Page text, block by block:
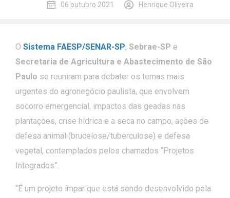
06 outubro 2021 Henrique Oliveira
O Sistema FAESP/SENAR-SP, Sebrae-SP e
Secretaria de Agricultura e Abastecimento de São
Paulo se reuniram para debater os temas mais
urgentes do agronegócio paulista, que envolvem
socorro emergencial, impactos das geadas nas
plantações, crise hídrica e a seca no campo, ações de
defesa animal (brucelose/tuberculose) e defesa
vegetal, contemplados pelos chamados “Projetos
Integrados”.
“É um projeto ímpar que está sendo desenvolvido pela